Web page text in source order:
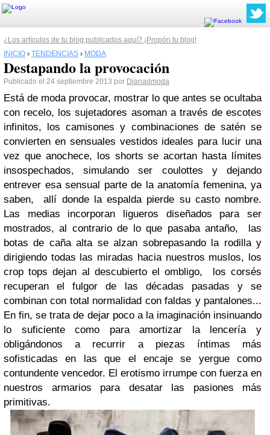
¿Los artículos de tu blog publicados aquí? ¡Propón tu blog!
INICIO › TENDENCIAS › MODA
Destapando la provocación
Publicado el 24 septiembre 2013 por Dianadmoda
Está de moda provocar, mostrar lo que antes se ocultaba
con recelo, los sujetadores asoman a través de escotes
infinitos, los camisones y combinaciones de satén se
convierten en sensuales vestidos ideales para lucir una
vez que anochece, los shorts se acortan hasta límites
insospechados, simulando ser coulottes y dejando
entrever esa sensual parte de la anatomía femenina, ya
saben, allí donde la espalda pierde su casto nombre.
Las medias incorporan ligueros diseñados para ser
mostrados, al contrario de lo que pasaba antaño, las
botas de caña alta se alzan sobrepasando la rodilla y
dirigiendo todas las miradas hacia nuestros muslos, los
crop tops dejan al descubierto el ombligo, los corsés
recuperan el fulgor de las décadas pasadas y se
combinan con total normalidad con faldas y pantalones...
En fin, se trata de dejar poco a la imaginación insinuando
lo suficiente como para amortizar la lencería y
obligándonos a recurrir a piezas íntimas más
sofisticadas en las que el encaje se yergue como
contundente vencedor. El erotismo irrumpe con fuerza en
nuestros armarios para desatar las pasiones más
primitivas.